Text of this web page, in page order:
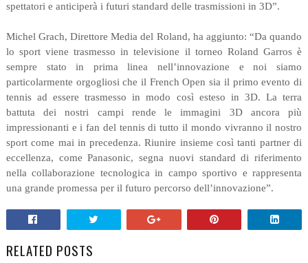
spettatori e anticiperà i futuri standard delle trasmissioni in 3D”.
Michel Grach, Direttore Media del Roland, ha aggiunto: “Da quando
lo sport viene trasmesso in televisione il torneo Roland Garros è
sempre stato in prima linea nell’innovazione e noi siamo
particolarmente orgogliosi che il French Open sia il primo evento di
tennis ad essere trasmesso in modo così esteso in 3D. La terra
battuta dei nostri campi rende le immagini 3D ancora più
impressionanti e i fan del tennis di tutto il mondo vivranno il nostro
sport come mai in precedenza. Riunire insieme così tanti partner di
eccellenza, come Panasonic, segna nuovi standard di riferimento
nella collaborazione tecnologica in campo sportivo e rappresenta
una grande promessa per il futuro percorso dell’innovazione”.
RELATED POSTS